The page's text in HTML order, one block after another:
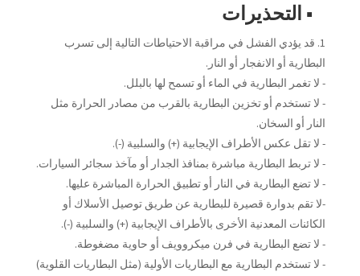
■ التحذيرات
1. قد يؤدي الفشل في مراقبة الاحتياطات التالية إلى تسرب
البطارية أو الانفجار أو النار.
- لا تغمر البطارية في الماء أو تسمح لها بالبلل.
- لا تستخدم أو تخزين البطارية بالقرب من مصادر الحرارة مثل
النار أو السخان.
- لا تقل عكس الأطراف الإيجابية (+) والسلبية (-).
- لا تربط البطارية مباشرة بمنافذ الجدار أو مآخذ سجائر السيارات.
- لا تضع البطارية في النار أو تطبيق الحرارة المباشرة عليها.
-لا تقم بدوارة قصيرة للبطارية عن طريق توصيل الأسلاك أو
الكائنات المعدنية الأخرى بالأطراف الإيجابية (+) والسلبية (-).
- لا تضع البطارية في فرن ميكروويف أو حاوية مضغوطة.
- لا تستخدم البطارية مع البطاريات الأولية (مثل البطاريات القلوية)